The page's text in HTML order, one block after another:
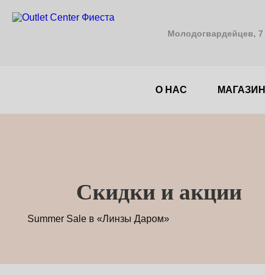
Молодогвардейцев, 7
О НАС
Cкидки и акции
Summer Sale в «Линзы Даром»